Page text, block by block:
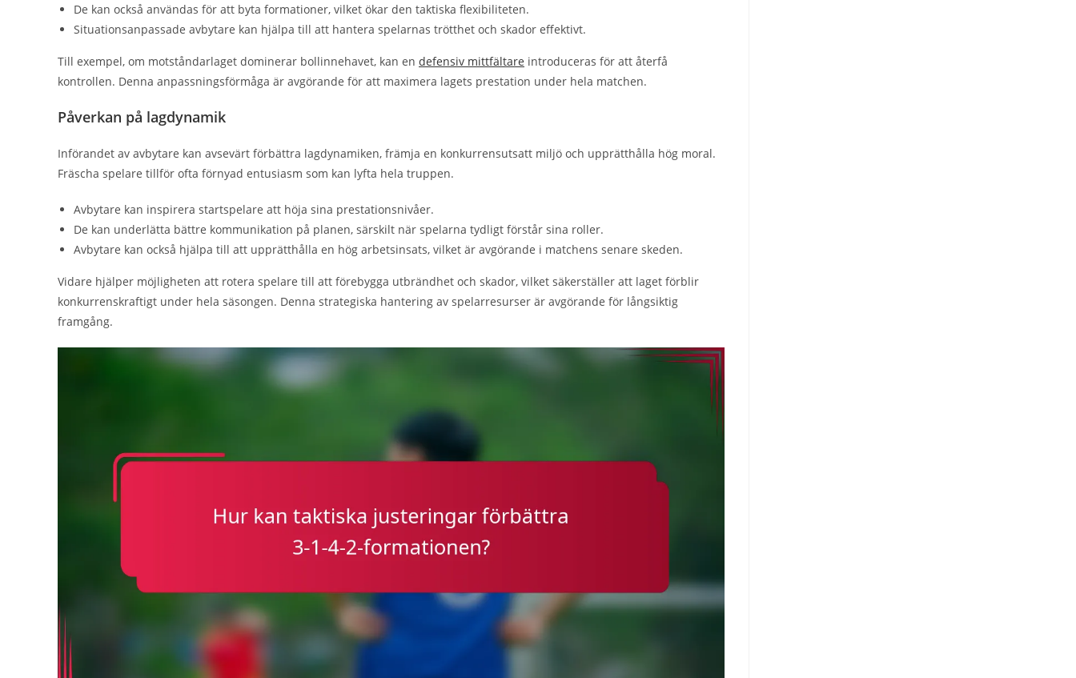
De kan också användas för att byta formationer, vilket ökar den taktiska flexibiliteten.
Situationsanpassade avbytare kan hjälpa till att hantera spelarnas trötthet och skador effektivt.
Till exempel, om motståndarlaget dominerar bollinnehavet, kan en defensiv mittfältare introduceras för att återfå
kontrollen. Denna anpassningsförmåga är avgörande för att maximera lagets prestation under hela matchen.
Påverkan på lagdynamik
Införandet av avbytare kan avsevärt förbättra lagdynamiken, främja en konkurrensutsatt miljö och upprätthålla hög moral.
Fräscha spelare tillför ofta förnyad entusiasm som kan lyfta hela truppen.
Avbytare kan inspirera startspelare att höja sina prestationsnivåer.
De kan underlätta bättre kommunikation på planen, särskilt när spelarna tydligt förstår sina roller.
Avbytare kan också hjälpa till att upprätthålla en hög arbetsinsats, vilket är avgörande i matchens senare skeden.
Vidare hjälper möjligheten att rotera spelare till att förebygga utbrändhet och skador, vilket säkerställer att laget förblir
konkurrenskraftigt under hela säsongen. Denna strategiska hantering av spelarresurser är avgörande för långsiktig
framgång.